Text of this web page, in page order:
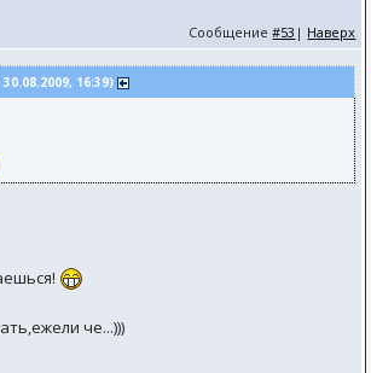
Сообщение#53 | Наверх
16:39)
че...)))